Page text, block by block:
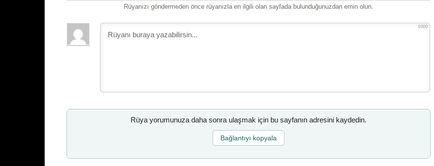
Rüyanızı göndermeden önce rüyanızla en ilgili olan sayfada bulunduğunuzdan emin olun.
1000
Rüya yorumunuza daha sonra ulaşmak için bu sayfanın adresini kaydedin.
Bağlantıyı kopyala